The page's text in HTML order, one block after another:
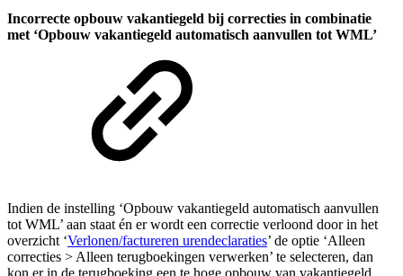
Incorrecte opbouw vakantiegeld bij correcties in combinatie
met ‘Opbouw vakantiegeld automatisch aanvullen tot WML’
Indien de instelling ‘Opbouw vakantiegeld automatisch aanvullen
tot WML’ aan staat én er wordt een correctie verloond door in het
overzicht ‘Verlonen/factureren urendeclaraties’ de optie ‘Alleen
correcties > Alleen terugboekingen verwerken’ te selecteren, dan